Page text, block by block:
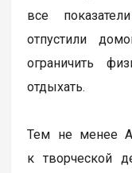
все
отпустили
ограничить
отдыхать.
Тем не менее
к творческой